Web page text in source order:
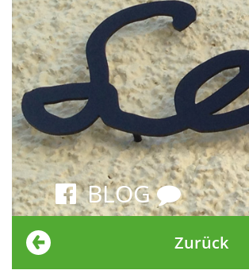
BLOG
Zurück